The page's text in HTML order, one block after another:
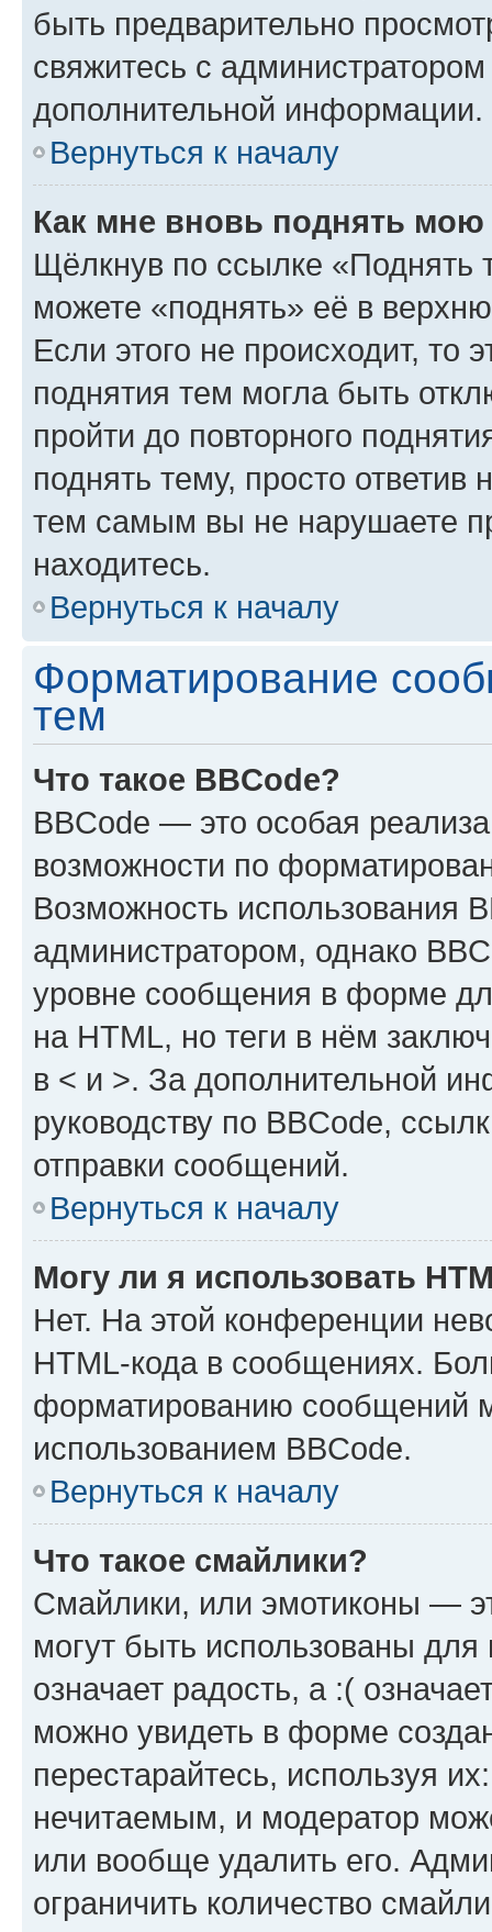
быть предварительно
свяжитесь с
дополнительной информации.
Вернуться к началу
Как мне вновь поднять мою
Щёлкнув по ссылке «Поднять
можете «поднять» её в
Если этого не происходит, то
поднятия тем могла быть
пройти до повторного
поднять тему, просто ответив
тем самым вы не нарушаете
находитесь.
Вернуться к началу
Форматирование
тем
Что такое BBCode?
BBCode — это особая
возможности по
Возможность использования
администратором, однако
уровне сообщения в форме
на HTML, но теги в нём
в < и >. За дополнительной
руководству по BBCode,
отправки сообщений.
Вернуться к началу
Могу ли я использовать
Нет. На этой конференции
HTML-кода в сообщениях.
форматированию сообщений
использованием BBCode.
Вернуться к началу
Что такое смайлики?
Смайлики, или эмотиконы —
могут быть использованы
означает радость, а :(
можно увидеть в форме
перестарайтесь, используя
нечитаемым, и модератор
или вообще удалить его.
ограничить количество